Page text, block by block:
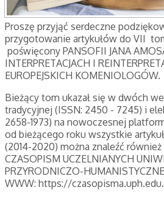
Proszę przyjąć serdeczne
przygotowanie artykułów do VII
poświęcony PANSOFII JANA
INTERPRETACJACH I
EUROPEJSKICH KOMENIOLOGÓW.
Bieżący tom ukazał się w dwóch
tradycyjnej (ISSN: 2450 - 7245) i
2658-1973) na nowoczesnej
od bieżącego roku wszystkie
(2014-2020) można znaleźć
CZASOPISM UCZELNIANYCH
PRZYRODNICZO-
WWW: https://